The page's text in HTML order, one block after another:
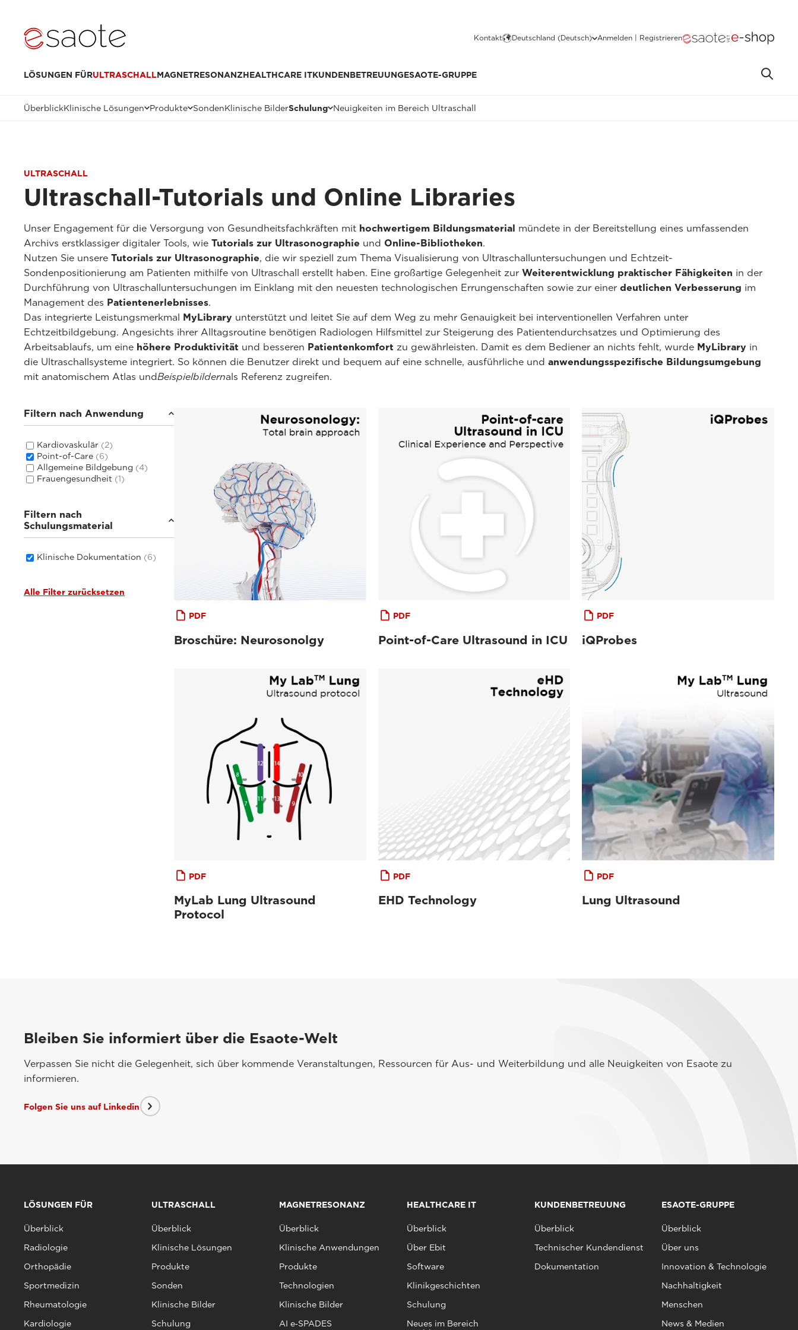
Kontakt Deutschland (Deutsch) Anmelden | Registrieren
LÖSUNGEN FÜRULTRASCHALLMAGNETRESONANZHEALTHCARE ITKUNDENBETREUUNGESAOTE-GRUPPE
ÜberblickKlinische Lösungen Produkte SondenKlinische BilderSchulung Neuigkeiten im Bereich Ultraschall
ULTRASCHALL
Ultraschall-Tutorials und Online Libraries
Unser Engagement für die Versorgung von Gesundheitsfachkräften mit hochwertigem Bildungsmaterial mündete in der Bereitstellung eines umfassenden
Archivs erstklassiger digitaler Tools, wie Tutorials zur Ultrasonographie und Online-Bibliotheken.
Nutzen Sie unsere Tutorials zur Ultrasonographie, die wir speziell zum Thema Visualisierung von Ultraschalluntersuchungen und Echtzeit-
Sondenpositionierung am Patienten mithilfe von Ultraschall erstellt haben. Eine großartige Gelegenheit zur Weiterentwicklung praktischer Fähigkeiten in der
Durchführung von Ultraschalluntersuchungen im Einklang mit den neuesten technologischen Errungenschaften sowie zur einer deutlichen Verbesserung im
Management des Patientenerlebnisses.
Das integrierte Leistungsmerkmal MyLibrary unterstützt und leitet Sie auf dem Weg zu mehr Genauigkeit bei interventionellen Verfahren unter
Echtzeitbildgebung. Angesichts ihrer Alltagsroutine benötigen Radiologen Hilfsmittel zur Steigerung des Patientendurchsatzes und Optimierung des
Arbeitsablaufs, um eine höhere Produktivität und besseren Patientenkomfort zu gewährleisten. Damit es dem Bediener an nichts fehlt, wurde MyLibrary in
die Ultraschallsysteme integriert. So können die Benutzer direkt und bequem auf eine schnelle, ausführliche und anwendungsspezifische Bildungsumgebung
mit anatomischem Atlas undBeispielbildernals Referenz zugreifen.
Filtern nach Anwendung
Kardiovaskulär (2)
Point-of-Care (6)
Allgemeine Bildgebung (4)
Frauengesundheit (1)
Filtern nach
Schulungsmaterial
Klinische Dokumentation (6)
Alle Filter zurücksetzen
PDF
Broschüre: Neurosonolgy
PDF
Point-of-Care Ultrasound in ICU
PDF
iQProbes
PDF
MyLab Lung Ultrasound
Protocol
PDF
EHD Technology
PDF
Lung Ultrasound
Bleiben Sie informiert über die Esaote-Welt
Verpassen Sie nicht die Gelegenheit, sich über kommende Veranstaltungen, Ressourcen für Aus- und Weiterbildung und alle Neuigkeiten von Esaote zu
informieren.
Folgen Sie uns auf Linkedin
LÖSUNGEN FÜR
Überblick
Radiologie
Orthopädie
Sportmedizin
Rheumatologie
Kardiologie
ULTRASCHALL
Überblick
Klinische Lösungen
Produkte
Sonden
Klinische Bilder
Schulung
MAGNETRESONANZ
Überblick
Klinische Anwendungen
Produkte
Technologien
Klinische Bilder
AI e‑SPADES
HEALTHCARE IT
Überblick
Über Ebit
Software
Klinikgeschichten
Schulung
Neues im Bereich
KUNDENBETREUUNG
Überblick
Technischer Kundendienst
Dokumentation
ESAOTE-GRUPPE
Überblick
Über uns
Innovation & Technologie
Nachhaltigkeit
Menschen
News & Medien